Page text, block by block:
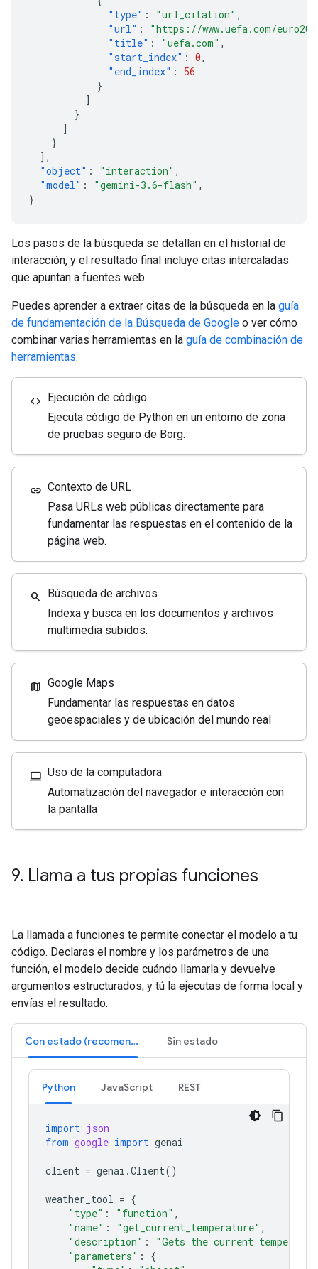
"type" : "url_citation" ,
"url" :
"https://www.uefa.com/
"title" : "uefa.com" ,
"start_index" : 0,
"end_index" :
56
}
]
}
]
}
],
"object" : "interaction" ,
"model" : "gemini-3.6-flash" ,
}
Los pasos de la búsqueda se detallan en el historial de
interacción, y el resultado final incluye citas intercaladas
que apuntan a fuentes web.
Puedes aprender a extraer citas de la búsqueda en la guía
de fundamentación de la Búsqueda de Google o ver cómo
combinar varias herramientas en la guía de combinación de
herramientas.
code Ejecución de código
Ejecuta código de Python en un entorno de zona
de pruebas seguro de Borg.
link Contexto de URL
Pasa URLs web públicas directamente para
fundamentar las respuestas en el contenido de la
página web.
search Búsqueda de archivos
Indexa y busca en los documentos y archivos
multimedia subidos.
map Google Maps
Fundamentar las respuestas en datos
geoespaciales y de ubicación del mundo real
computer Uso de la computadora
Automatización del navegador e interacción con
la pantalla
9. Llama a tus propias funciones
La llamada a funciones te permite conectar el modelo a tu
código. Declaras el nombre y los parámetros de una
función, el modelo decide cuándo llamarla y devuelve
argumentos estructurados, y tú la ejecutas de forma local y
envías el resultado.
Con estado (recomendado) Sin estado
Python JavaScript REST
import json
from google import genai
client = genai .Client()
weather_tool = {
"type" : "function" ,
"name" : "get_current_temperature" ,
"description" :
"Gets the current
"parameters" :
{